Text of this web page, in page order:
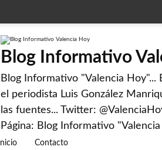
Blog Informativo
Blog Informativo "Valencia
el periodista Luis González
las fuentes... Twitter:
Página: Blog Informativo
Inicio Contacto